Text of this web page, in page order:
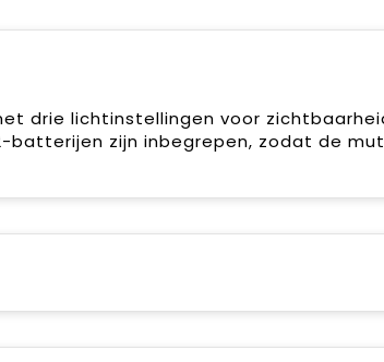
drie lichtinstellingen voor
batterijen zijn inbegrepen, zodat de